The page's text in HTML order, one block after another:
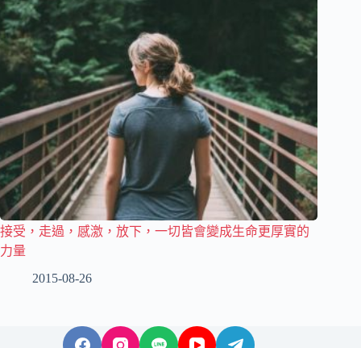
接受，走過，感激，放下，一切皆會變成生命更厚實的
力量
2015-08-26